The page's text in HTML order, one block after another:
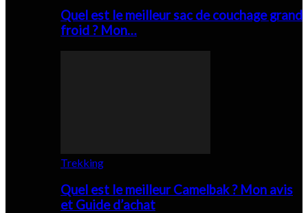
Quel est le meilleur sac de couchage grand
froid ? Mon…
Trekking
Quel est le meilleur Camelbak ? Mon avis
et Guide d’achat